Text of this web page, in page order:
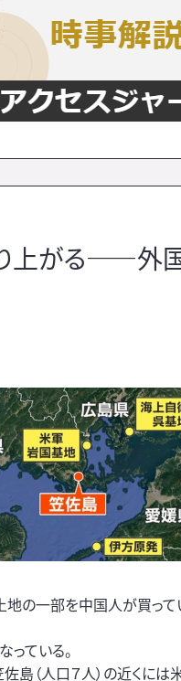
上がる――外
地の一部を中国人が買っ
ている。
島（人口７人）の近くに